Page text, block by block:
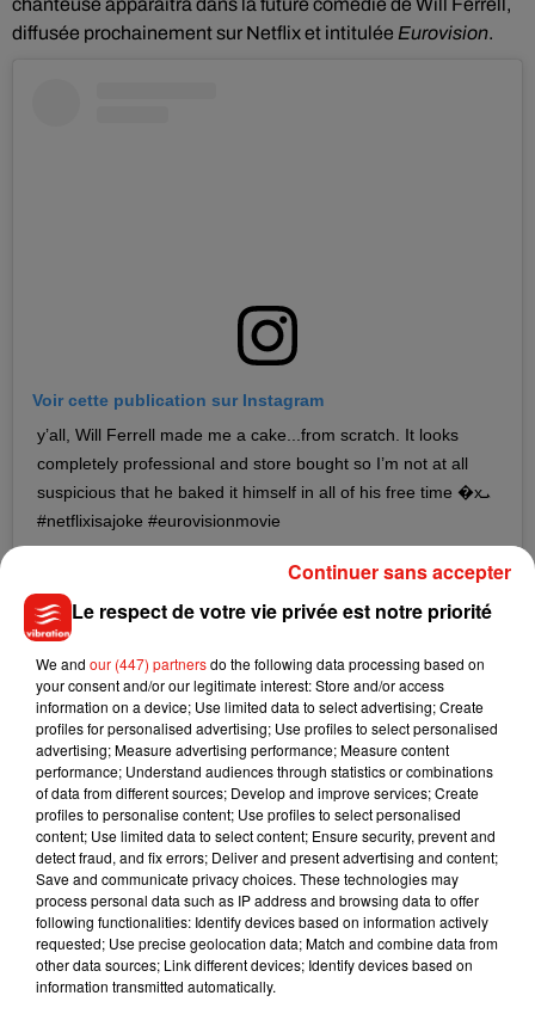
chanteuse apparaîtra dans la future comédie de Will Ferrell,
diffusée prochainement sur Netflix et intitulée Eurovision.
Voir cette publication sur Instagram
y’all, Will Ferrell made me a cake...from scratch. It looks
completely professional and store bought so I’m not at all
suspicious that he baked it himself in all of his free time �xܝ
#netflixisajoke #eurovisionmovie
Demi Lovato
La nouvelle a été annoncée ce mardi 20 août, jour de
l'anniversaire de la star qui fête ses 27 ans, grâce à Demi
Lovato qui a publié une vidéo sur son compte Instagram où
Will Ferrell, scénariste du long-métrage, lui souhaite son
anniversaire : "
Ici Will Ferrell, sur le tournage de mon
nouveau film Eurovision. On s'éclate, on vient de
commencer à filmer et on veut faire une annonce très
spéciale au sujet d'un tout nouveau membre du casting. Il se
trouve que c'est son anniversaire et je lui ai préparé ce
merveilleux gâteau".Si aucune date de sortie n'a pour
l'instant été dévoilée, on sait déjà que Demi Lovato va y
incarner le rôle Katiana, l'une des meilleures chanteuses de
l'Islande. Elle rejoint ainsi Will Ferrell et Rachel McAdams,
qui incarnent les deux rôles principaux, Lars et Sigrit, qui ont
Le respect de votre vie privée est notre priorité
We and our (447) partnersdo the following data processing based on
your consent and/or our legitimate interest: Store and/or access
information on a device; Use limited data to select advertising; Create
profiles for personalised advertising; Use profiles to select personalised
advertising; Measure advertising performance; Measure content
performance; Understand audiences through statistics or combinations
of data from different sources; Develop and improve services; Create
profiles to personalise content; Use profiles to select personalised
content; Use limited data to select content; Ensure security, prevent and
detect fraud, and fix errors; Deliver and present advertising and content;
Save and communicate privacy choices. These technologies may
process personal data such as IP address and browsing data to offer
following functionalities: Identify devices based on information actively
requested; Use precise geolocation data; Match and combine data from
other data sources; Link different devices; Identify devices based on
information transmitted automatically.
Continuer sans accepter